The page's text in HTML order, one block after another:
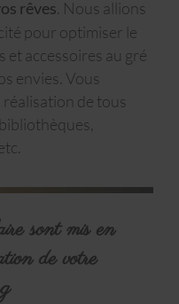
rêves. Nous allions
pour optimiser le
et accessoires au gré
envies. Vous
de tous
sont mis en
de votre